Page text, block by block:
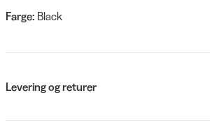
Farge: Black
Levering og returer